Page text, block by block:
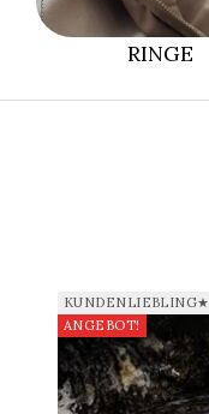
RINGE
KUNDENLIEBLING★
ANGEBOT!